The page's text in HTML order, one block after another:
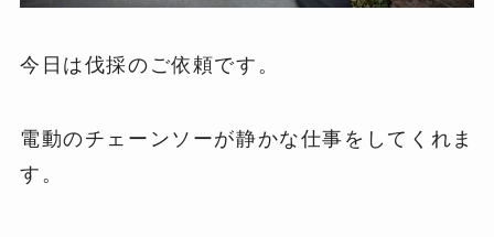
今日は伐採のご依頼です。
電動のチェーンソーが静かな仕事をしてくれま
す。